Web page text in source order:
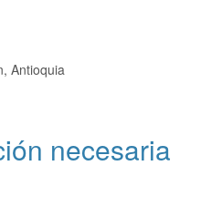
Antioquia
necesaria